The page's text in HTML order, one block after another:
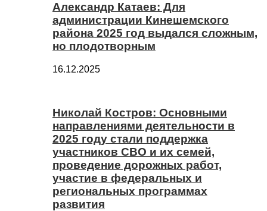
Александр Катаев: Для
администрации Кинешемского
района 2025 год выдался сложным,
но плодотворным
16.12.2025
Николай Костров: Основными
направлениями деятельности в
2025 году стали поддержка
участников СВО и их семей,
проведение дорожных работ,
участие в федеральных и
региональных программах
развития